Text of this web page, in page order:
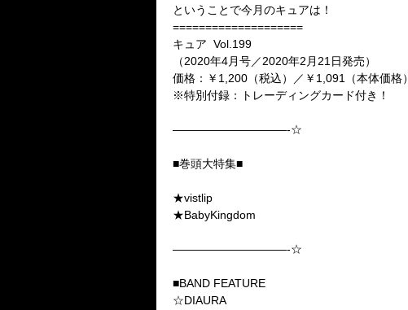
ということで今月のキュアは！
====================
キュア Vol.199
（2020年4月号／2020年2月21日発売）
価格：￥1,200（税込）／￥1,091（本体価格）
※特別付録：トレーディングカード付き！
——————————-☆
■巻頭大特集■
★vistlip
★BabyKingdom
——————————-☆
■BAND FEATURE
☆DIAURA